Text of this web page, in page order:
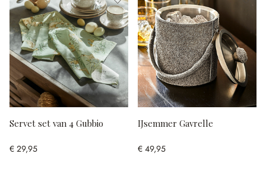
Servet set van 4 Gubbio
€ 29,95
IJsemmer Gavrelle
€ 49,95